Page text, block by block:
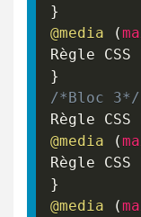
}
@media
(
Règle
}
/*Bloc 3*/
Règle
@media
(
Règle
}
@media
(